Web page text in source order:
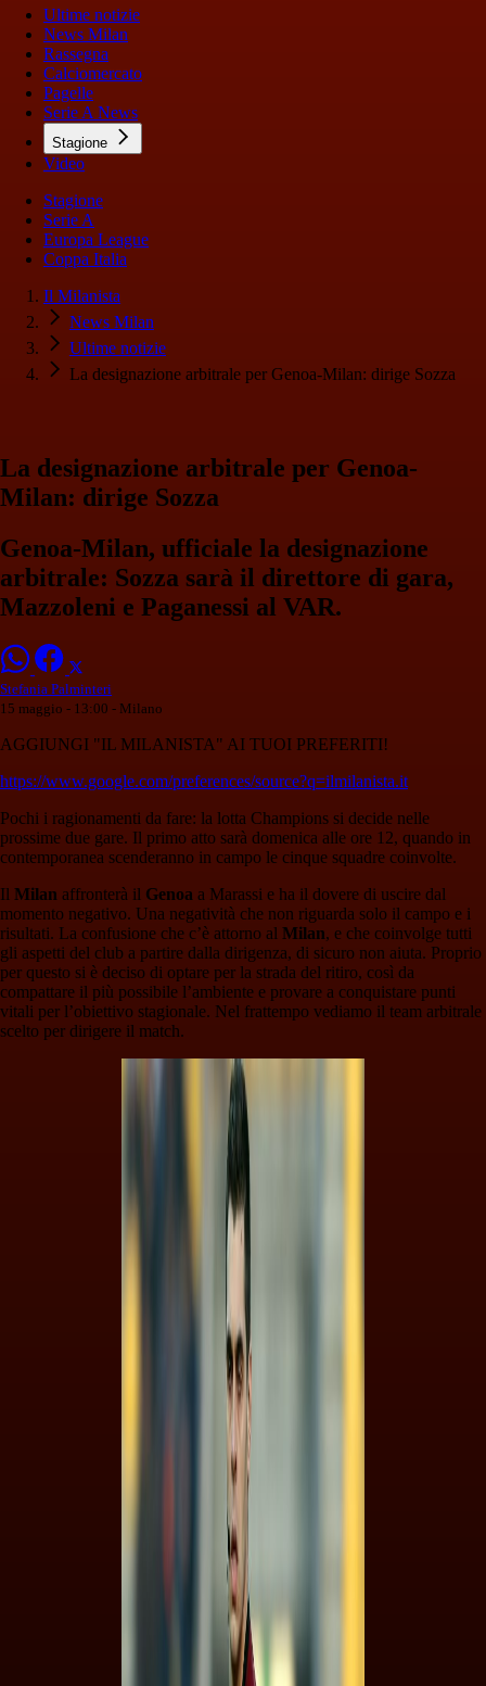
Ultime notizie
News Milan
Rassegna
Calciomercato
Pagelle
Serie A News
Stagione
Video
Stagione
Serie A
Europa League
Coppa Italia
Il Milanista
News Milan
Ultime notizie
La designazione arbitrale per Genoa-Milan: dirige Sozza
La designazione arbitrale per Genoa-
Milan: dirige Sozza
Genoa-Milan, ufficiale la designazione
arbitrale: Sozza sarà il direttore di gara,
Mazzoleni e Paganessi al VAR.
Stefania Palminteri
15 maggio - 13:00 - Milano
AGGIUNGI "IL MILANISTA" AI TUOI PREFERITI!
https://www.google.com/preferences/source?q=ilmilanista.it
Pochi i ragionamenti da fare: la lotta Champions si decide nelle
prossime due gare. Il primo atto sarà domenica alle ore 12, quando in
contemporanea scenderanno in campo le cinque squadre coinvolte.
Il Milan affronterà il Genoa a Marassi e ha il dovere di uscire dal
momento negativo. Una negatività che non riguarda solo il campo e i
risultati. La confusione che c’è attorno al Milan, e che coinvolge tutti
gli aspetti del club a partire dalla dirigenza, di sicuro non aiuta. Proprio
per questo si è deciso di optare per la strada del ritiro, così da
compattare il più possibile l’ambiente e provare a conquistare punti
vitali per l’obiettivo stagionale. Nel frattempo vediamo il team arbitrale
scelto per dirigere il match.